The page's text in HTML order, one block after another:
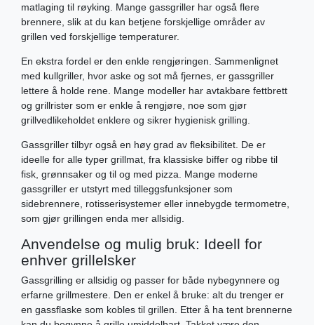
matlaging til røyking. Mange gassgriller har også flere
brennere, slik at du kan betjene forskjellige områder av
grillen ved forskjellige temperaturer.
En ekstra fordel er den enkle rengjøringen. Sammenlignet
med kullgriller, hvor aske og sot må fjernes, er gassgriller
lettere å holde rene. Mange modeller har avtakbare fettbrett
og grillrister som er enkle å rengjøre, noe som gjør
grillvedlikeholdet enklere og sikrer hygienisk grilling.
Gassgriller tilbyr også en høy grad av fleksibilitet. De er
ideelle for alle typer grillmat, fra klassiske biffer og ribbe til
fisk, grønnsaker og til og med pizza. Mange moderne
gassgriller er utstyrt med tilleggsfunksjoner som
sidebrennere, rotisserisystemer eller innebygde termometre,
som gjør grillingen enda mer allsidig.
Anvendelse og mulig bruk: Ideell for
enhver grillelsker
Gassgrilling er allsidig og passer for både nybegynnere og
erfarne grillmestere. Den er enkel å bruke: alt du trenger er
en gassflaske som kobles til grillen. Etter å ha tent brennerne